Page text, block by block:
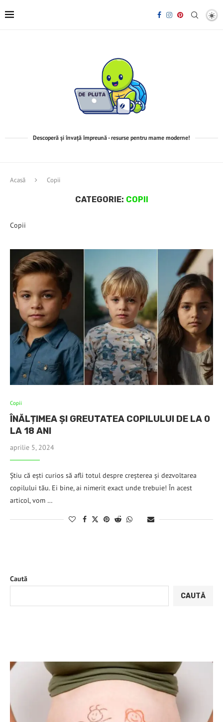
Descoperă și învață împreună - resurse pentru mame moderne!
Acasă Copii
CATEGORIE: COPII
Copii
Copii
ÎNĂLȚIMEA ȘI GREUTATEA COPILULUI DE LA 0
LA 18 ANI
aprilie 5, 2024
Știu că ești curios să afli totul despre creșterea și dezvoltarea
copilului tău. Ei bine, ai nimerit exact unde trebuie! În acest
articol, vom …
Caută
CAUTĂ